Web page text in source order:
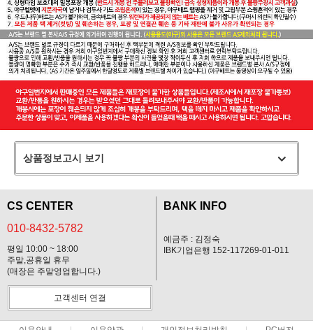
상품정보고시 보기
CS CENTER
010-8432-5782
평일 10:00 ~ 18:00
주말,공휴일 휴무
(매장은 주말영업합니다.)
BANK INFO
예금주 : 김정숙
IBK기업은행 152-117269-01-011
고객센터 연결